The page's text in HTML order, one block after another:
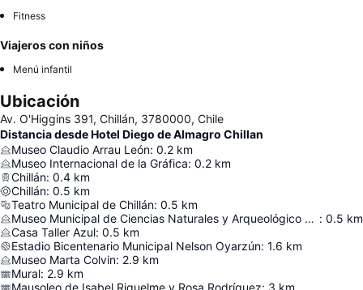
Fitness
Viajeros con niños
Menú infantil
Ubicación
Av. O'Higgins 391, Chillán, 3780000, Chile
Distancia desde Hotel Diego de Almagro Chillan
Museo Claudio Arrau León: 0.2 km
Museo Internacional de la Gráfica: 0.2 km
Chillán: 0.4 km
Chillán: 0.5 km
Teatro Municipal de Chillán: 0.5 km
Museo Municipal de Ciencias Naturales y Arqueológico Profesor Pedro Ramírez Fuentes : 0.5 km
Casa Taller Azul: 0.5 km
Estadio Bicentenario Municipal Nelson Oyarzún: 1.6 km
Museo Marta Colvin: 2.9 km
Mural: 2.9 km